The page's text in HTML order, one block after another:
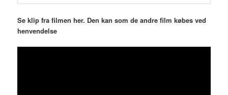
Se klip fra filmen her. Den kan som de andre film købes ved
henvendelse